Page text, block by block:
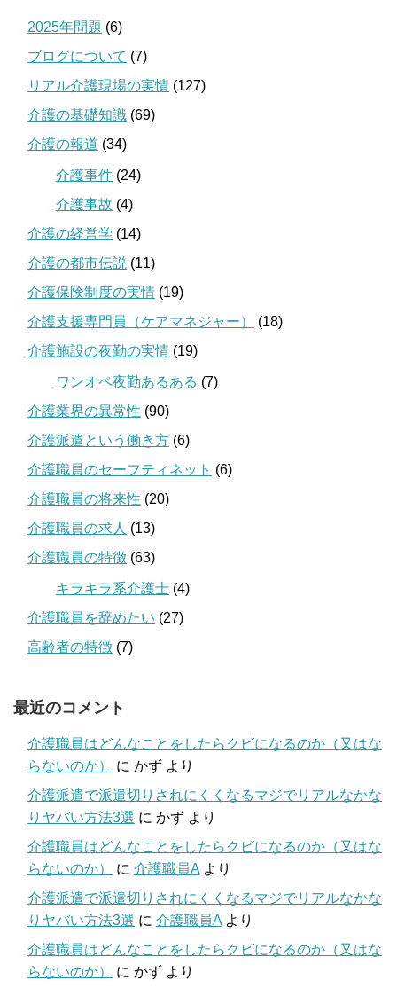
2025年問題 (6)
ブログについて (7)
リアル介護現場の実情 (127)
介護の基礎知識 (69)
介護の報道 (34)
介護事件 (24)
介護事故 (4)
介護の経営学 (14)
介護の都市伝説 (11)
介護保険制度の実情 (19)
介護支援専門員（ケアマネジャー）
(18)
介護施設の夜勤の実情 (19)
ワンオペ夜勤あるある (7)
介護業界の異常性 (90)
介護派遣という働き方 (6)
介護職員のセーフティネット (6)
介護職員の将来性 (20)
介護職員の求人 (13)
介護職員の特徴 (63)
キラキラ系介護士 (4)
介護職員を辞めたい (27)
高齢者の特徴 (7)
最近のコメント
介護職員はどんなことをしたらクビになるのか（又はな
らないのか）
に かず より
介護派遣で派遣切りされにくくなるマジでリアルなかな
りヤバい方法3選 に かず より
介護職員はどんなことをしたらクビになるのか（又はな
らないのか）
に 介護職員A より
介護派遣で派遣切りされにくくなるマジでリアルなかな
りヤバい方法3選 に 介護職員A より
介護職員はどんなことをしたらクビになるのか（又はな
らないのか）
に かず より